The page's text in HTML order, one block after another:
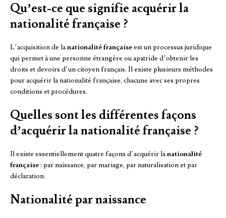
Qu’est-ce que signifie acquérir la
nationalité française ?
L’acquisition de lanationalité françaiseest un processus juridique
qui permet à une personne étrangère ou apatride d’obtenir les
droits et devoirs d’un citoyen français. Il existe plusieurs méthodes
pour acquérir la nationalité française, chacune avec ses propres
conditions et procédures.
Quelles sont les différentes façons
d’acquérir la nationalité française ?
Il existe essentiellement quatre façons d’acquérir lanationalité
française: par naissance, par mariage, par naturalisation et par
déclaration.
Nationalité par naissance